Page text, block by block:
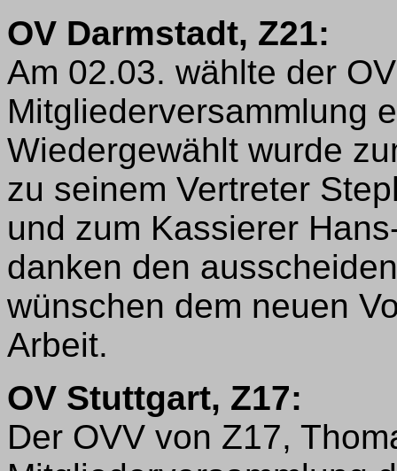
OV Darmstadt, Z21:
Am 02.03. wählte der
Mitgliederversammlung
Wiedergewählt wurde
zu seinem Vertreter
und zum Kassierer
danken den
wünschen dem neuen
Arbeit.
OV Stuttgart, Z17:
Der OVV von Z17,